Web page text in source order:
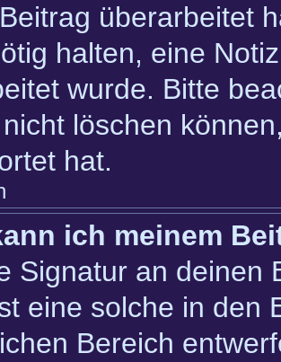
überarbeitet
halten, eine
wurde. Bitte
löschen
hat.
ich meinem
Signatur an deinen
eine solche in den
Bereich